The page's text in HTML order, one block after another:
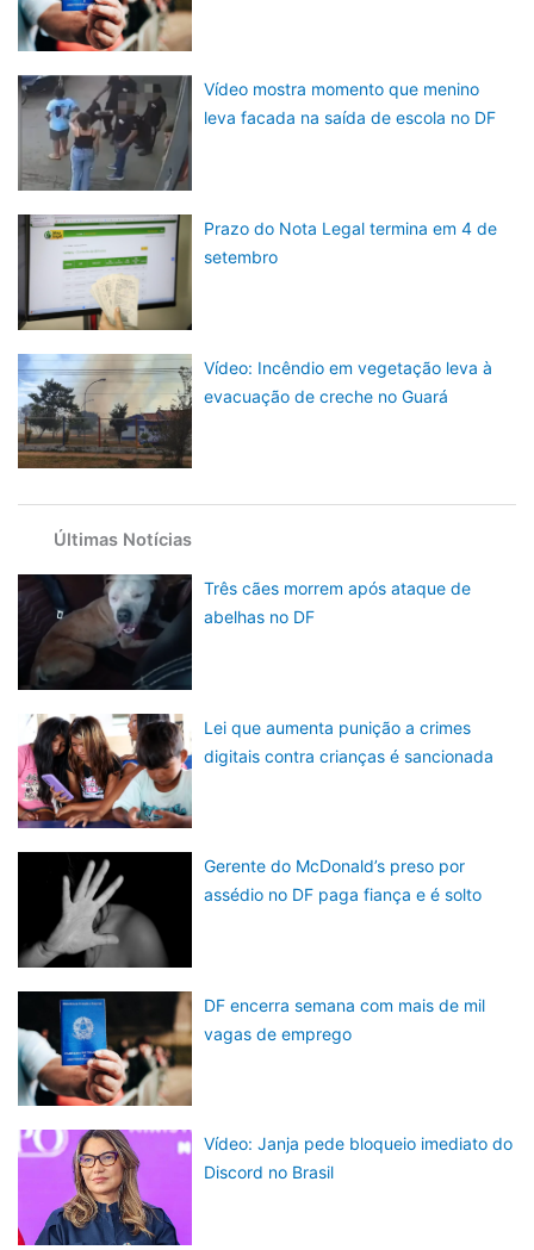
Vídeo mostra momento que menino
leva facada na saída de escola no DF
Prazo do Nota Legal termina em 4 de
setembro
Vídeo: Incêndio em vegetação leva à
evacuação de creche no Guará
Últimas Notícias
Três cães morrem após ataque de
abelhas no DF
Lei que aumenta punição a crimes
digitais contra crianças é sancionada
Gerente do McDonald’s preso por
assédio no DF paga fiança e é solto
DF encerra semana com mais de mil
vagas de emprego
Vídeo: Janja pede bloqueio imediato do
Discord no Brasil